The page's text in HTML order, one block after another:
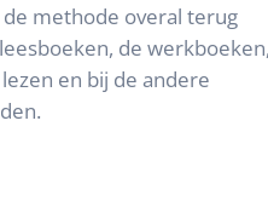
methode overal terug
de werkboeken,
en bij de andere